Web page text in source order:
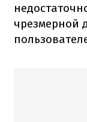
чрезмерной